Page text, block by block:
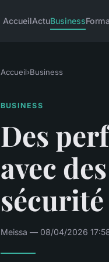
AccueilActuBusiness
Accueil›Business
BUSINESS
Des
avec
Meissa — 08/04/2026